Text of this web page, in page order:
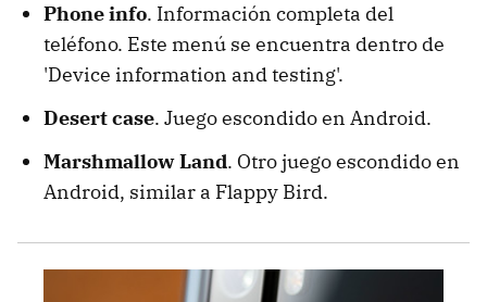
Phone info. Información completa del
teléfono. Este menú se encuentra dentro de
'Device information and testing'.
Desert case. Juego escondido en Android.
Marshmallow Land. Otro juego escondido en
Android, similar a Flappy Bird.